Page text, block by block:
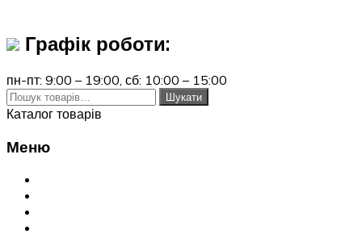
Графік роботи:
пн-пт: 9:00 – 19:00, сб: 10:00 – 15:00
Шукати:
Шукати
Каталог товарів
Меню
Переглянути